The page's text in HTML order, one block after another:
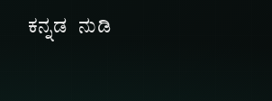
ಕನ್ನಡ ನುಡಿ